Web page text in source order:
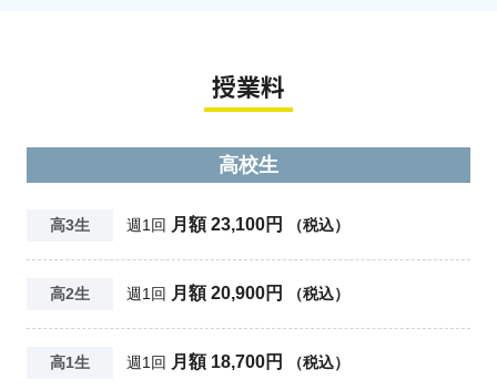
授業料
高校生
高3生 週1回 月額 23,100円 （税込）
高2生 週1回 月額 20,900円 （税込）
高1生 週1回 月額 18,700円 （税込）